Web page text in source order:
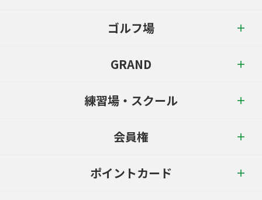
ゴルフ場
GRAND
練習場・スクール
会員権
ポイントカード